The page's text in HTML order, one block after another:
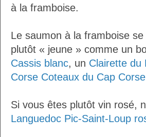
à la framboise.
Le saumon à la framboise
plutôt « jeune » comme un
Cassis blanc, un Clairette du
Corse Coteaux du Cap
Si vous êtes plutôt vin rosé,
Languedoc Pic-Saint-Loup